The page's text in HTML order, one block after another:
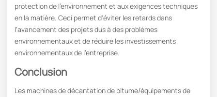
protection de l'environnement et aux exigences techniques
en la matière. Ceci permet d'éviter les retards dans
l'avancement des projets dus à des problèmes
environnementaux et de réduire les investissements
environnementaux de l'entreprise.
Conclusion
Les machines de décantation de bitume/équipements de